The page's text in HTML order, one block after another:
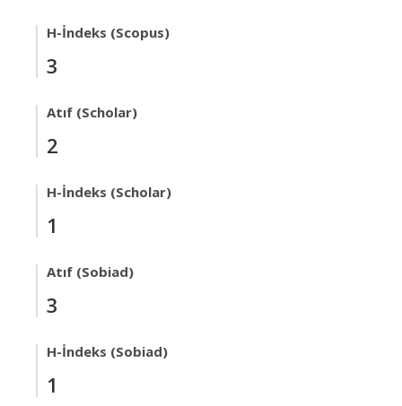
H-İndeks (Scopus)
3
Atıf (Scholar)
2
H-İndeks (Scholar)
1
Atıf (Sobiad)
3
H-İndeks (Sobiad)
1